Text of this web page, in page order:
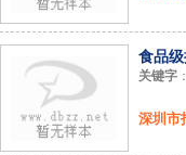
食品
关键字 ：
深圳市